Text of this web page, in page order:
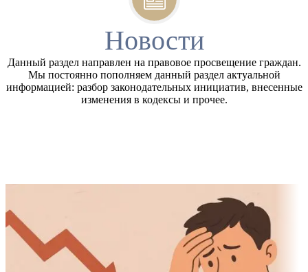
Новости
Данный раздел направлен на правовое просвещение граждан.
Мы постоянно пополняем данный раздел актуальной
информацией: разбор законодательных инициатив, внесенные
изменения в кодексы и прочее.